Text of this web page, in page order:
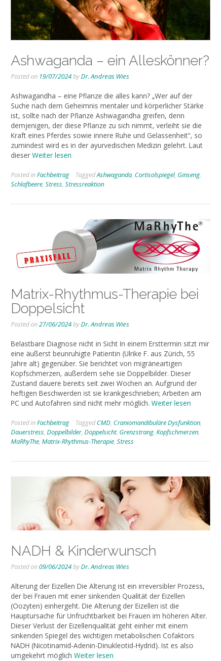
Ashwaganda – ein Alleskönner?
Posted on 19/07/2024byDr. Andreas Wies
Ashwagandha – eine Pflanze die alles kann? „Wer auf der
Suche nach dem Geheimnis mentaler und körperlicher Stärke
ist, sollte nach der Pflanze Ashwagandha greifen, denn
demjenigen, der diese Pflanze zu sich nimmt, verleiht sie die
Kraft eines Pferdes sowie innere Ruhe und Gelassenheit“, so
zumindest wird es in der ayurvedischen Medizin gelehrt. Laut
dieser Weiter lesen
Posted inFachbeitrag TaggedAshwaganda, Cortisolspiegel, Ginseng,
Schlafbeere, Stress, Stressreaktion
Matrix-Rhythmus-Therapie bei
Doppelsicht
Posted on27/06/2024byDr. Andreas Wies
Belastbare Diagnose nicht in Sicht In einem Ersttermin sitzt mir
eine äußerst beunruhigte Patientin (Ulrike F. aus Zürich, 55
Jahre alt) gegenüber. Sie berichtet von migräneartigen
Kopfschmerzen, außerdem sehe sie Doppelbilder. Dieser
Zustand dauere bereits seit zwei Wochen an. Aufgrund der
heftigen Beschwerden ist sie krankgeschrieben; Arbeiten am
PC und Autofahren sind nicht mehr möglich. Weiter lesen
Posted inFachbeitrag TaggedCMD, Craniomandibuläre Dysfunktion,
Dauerstress, Doppelbilder, Doppelsicht, Grenzstrang, Kopfschmerzen,
MaRhyThe, Matrix-Rhythmus-Therapie, Stress
NADH & Kinderwunsch
Posted on09/06/2024byDr. Andreas Wies
Alterung der Eizellen Die Alterung ist ein irreversibler Prozess,
der bei Frauen mit einer sinkenden Qualität der Eizellen
(Oozyten) einhergeht. Die Alterung der Eizellen ist die
Hauptursache für Unfruchtbarkeit bei Frauen im höheren Alter.
Dieser Verlust der Eizellenqualität geht einher mit einem
sinkenden Spiegel des wichtigen metabolischen Cofaktors
NADH (Nicotinamid-Adenin-Dinukleotid-Hydrid). Ist es also
umgekehrt möglich Weiter lesen